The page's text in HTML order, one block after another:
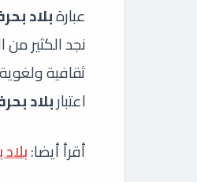
عبارةبلاد
نجد الكثير
ثقافية
اعتباربلاد
أقرأ أيضا: